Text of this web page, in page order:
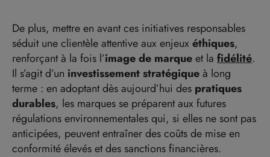
De plus, mettre en avant ces initiatives responsables
séduit une clientèle attentive aux enjeuxéthiques,
renforçant à la fois l’image de marqueet la fidélité.
Il s’agit d’un investissement stratégiqueà long
terme : en adoptant dès aujourd’hui des pratiques
durables, les marques se préparent aux futures
régulations environnementales qui, si elles ne sont pas
anticipées, peuvent entraîner des coûts de mise en
conformité élevés et des sanctions financières.